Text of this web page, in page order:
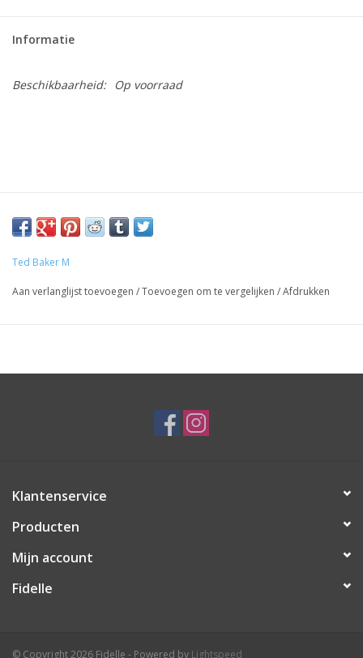
Informatie
Beschikbaarheid: Op voorraad
Ted Baker M
Aan verlanglijst toevoegen /Toevoegen om te vergelijken /Afdrukken
Klantenservice
Producten
Mijn account
Fidelle
© Copyright 2026 Fidelle - Powered by Lightspeed